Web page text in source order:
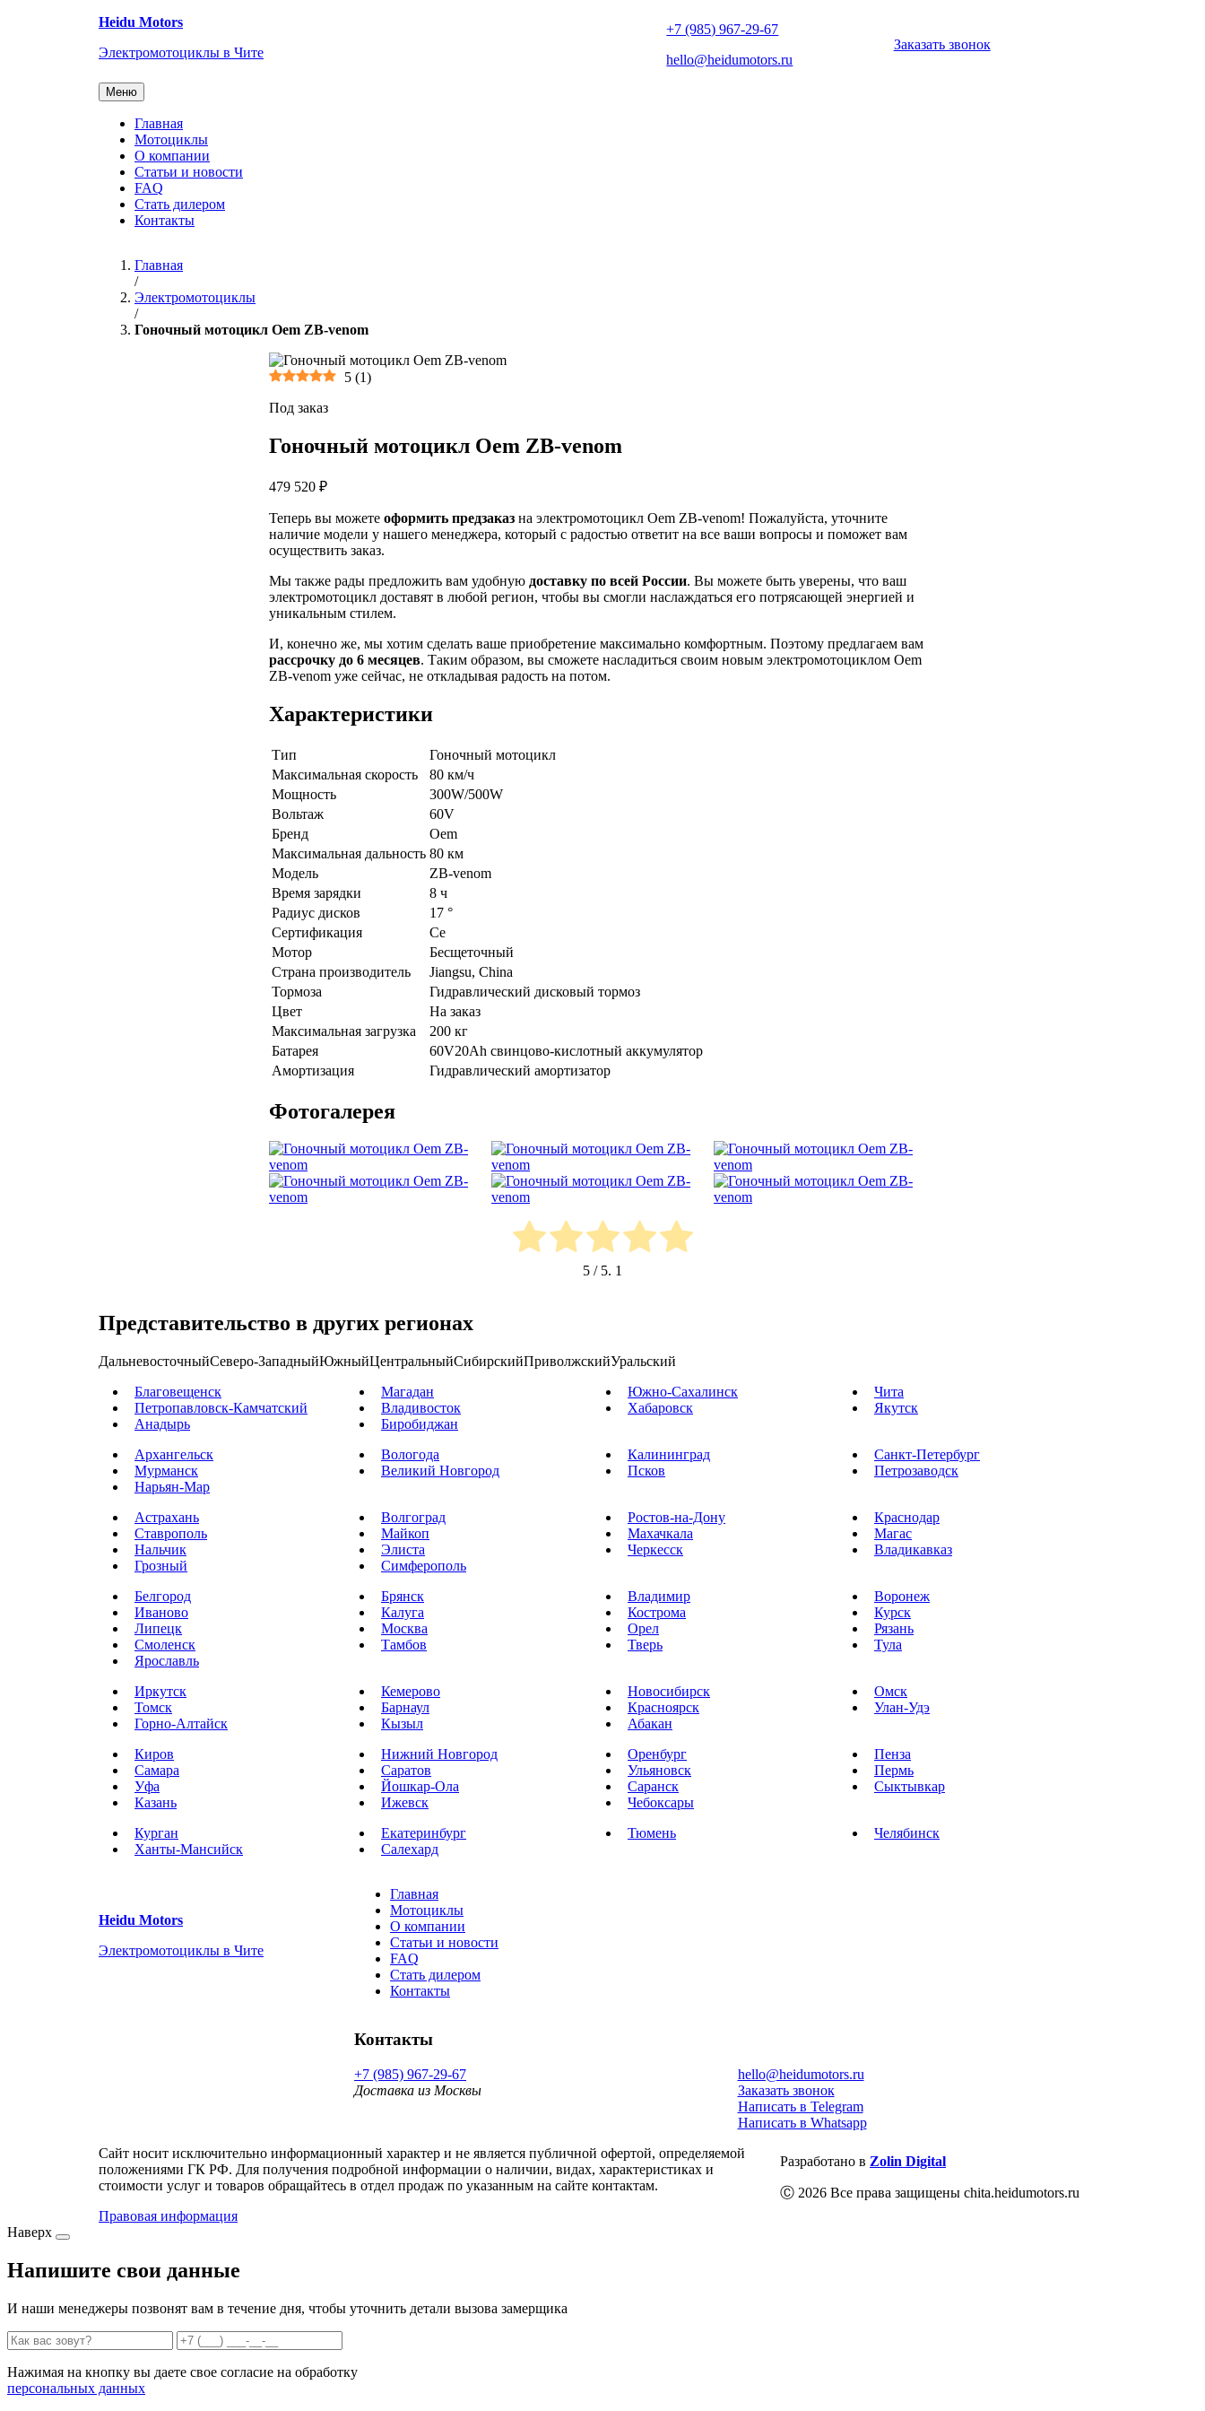
Heidu Motors
Электромотоциклы в Чите
+7 (985) 967-29-67
hello@heidumotors.ru
Заказать звонок
Меню
Главная
Мотоциклы
О компании
Статьи и новости
FAQ
Стать дилером
Контакты
Главная
/
Электромотоциклы
/
Гоночный мотоцикл Oem ZB-venom
5 (1)
Под заказ
Гоночный мотоцикл Oem ZB-venom
479 520 ₽
Теперь вы можете оформить предзаказ на электромотоцикл Oem ZB-venom! Пожалуйста, уточните
наличие модели у нашего менеджера, который с радостью ответит на все ваши вопросы и поможет вам
осуществить заказ.
Мы также рады предложить вам удобную доставку по всей России. Вы можете быть уверены, что ваш
электромотоцикл доставят в любой регион, чтобы вы смогли наслаждаться его потрясающей энергией и
уникальным стилем.
И, конечно же, мы хотим сделать ваше приобретение максимально комфортным. Поэтому предлагаем вам
рассрочку до 6 месяцев. Таким образом, вы сможете насладиться своим новым электромотоциклом Oem
ZB-venom уже сейчас, не откладывая радость на потом.
Характеристики
Тип
Гоночный мотоцикл
Максимальная скорость
80 км/ч
Мощность
300W/500W
Вольтаж
60V
Бренд
Oem
Максимальная дальность 80 км
Модель
ZB-venom
Время зарядки
8 ч
Радиус дисков
17 °
Сертификация
Ce
Мотор
Бесщеточный
Страна производитель
Jiangsu, China
Тормоза
Гидравлический дисковый тормоз
Цвет
На заказ
Максимальная загрузка
200 кг
Батарея
60V20Ah свинцово-кислотный аккумулятор
Амортизация
Гидравлический амортизатор
Фотогалерея
5 / 5. 1
Представительство в других регионах
ДальневосточныйСеверо-ЗападныйЮжныйЦентральныйСибирскийПриволжскийУральский
Благовещенск
Магадан Южно-Сахалинск
Чита
Петропавловск-Камчатский
Владивосток Хабаровск
Якутск
Анадырь
Биробиджан
Архангельск
Вологода Калининград
Санкт-Петербург
Мурманск
Великий Новгород Псков
Петрозаводск
Нарьян-Мар
Астрахань
Волгоград Ростов-на-Дону
Краснодар
Ставрополь
Майкоп Махачкала
Магас
Нальчик
Элиста Черкесск
Владикавказ
Грозный
Симферополь
Белгород
Брянск Владимир
Воронеж
Иваново
Калуга Кострома
Курск
Липецк
Москва Орел
Рязань
Смоленск
Тамбов Тверь
Тула
Ярославль
Иркутск
Кемерово Новосибирск
Омск
Томск
Барнаул Красноярск
Улан-Удэ
Горно-Алтайск
Кызыл
Абакан
Киров
Нижний Новгород Оренбург
Пенза
Самара
Саратов Ульяновск
Пермь
Уфа
Йошкар-Ола Саранск
Сыктывкар
Казань
Ижевск
Чебоксары
Курган
Екатеринбург Тюмень
Челябинск
Ханты-Мансийск
Салехард
Heidu Motors
Электромотоциклы в Чите
Главная
Мотоциклы
О компании
Статьи и новости
FAQ
Стать дилером
Контакты
Контакты
+7 (985) 967-29-67
Доставка из Москвы
hello@heidumotors.ru
Заказать звонок
Написать в Telegram
Написать в Whatsapp
Сайт носит исключительно информационный характер и не является публичной офертой, определяемой
положениями ГК РФ. Для получения подробной информации о наличии, видах, характеристиках и
стоимости услуг и товаров обращайтесь в отдел продаж по указанным на сайте контактам.
Правовая информация
Разработано в Zolin Digital
Ⓒ 2026 Все права защищены chita.heidumotors.ru
Наверх
Напишите свои данные
И наши менеджеры позвонят вам в течение дня, чтобы уточнить детали вызова замерщика
Нажимая на кнопку вы даете свое согласие на обработку
персональных данных